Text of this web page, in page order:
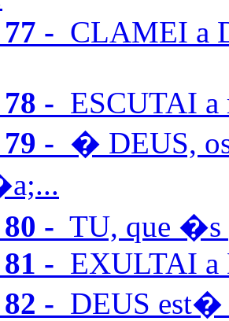
- CLAMEI a
- ESCUTAI
- � DEUS,
- TU, que �s
- EXULTAI a
- DEUS